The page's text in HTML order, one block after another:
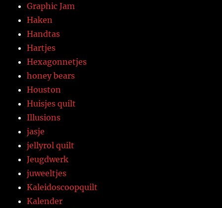
Graphic Jam
Haken
Handtas
Hartjes
Hexagonnetjes
honey bears
Houston
Huisjes quilt
Illusions
jasje
jellyrol quilt
Jeugdwerk
juweeltjes
Kaleidoscoopquilt
Kalender